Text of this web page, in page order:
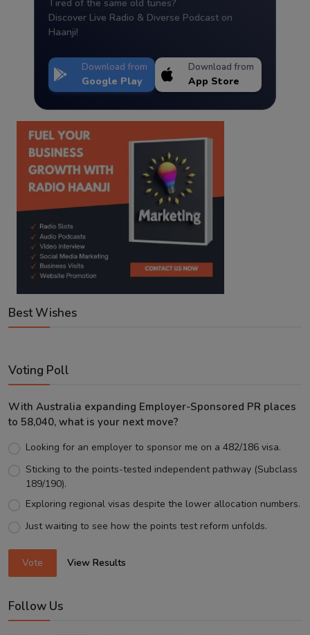
Tired of the same old tunes?
Discover Live Radio & Diverse Podcast on
Haanji!
Download from
Google Play
Download from
App Store
Best Wishes
Voting Poll
With Australia expanding Employer-Sponsored PR places
to 58,040, what is your next move?
Looking for an employer to sponsor me on a 482/186 visa.
Sticking to the points-tested independent pathway (Subclass
189/190).
Exploring regional visas despite the lower allocation numbers.
Just waiting to see how the points test reform unfolds.
Vote View Results
Follow Us